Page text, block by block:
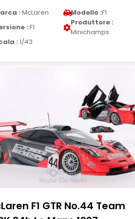
: McLaren Modello :F1
: F1
Produttore :
Minichamps
: 1/43
F1 GTR No.44 Team